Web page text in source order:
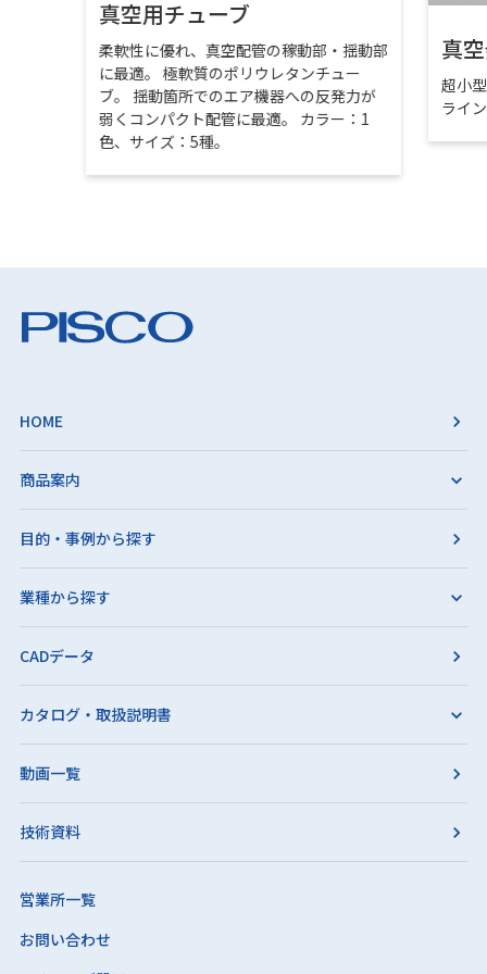
真空用チューブ
柔軟性に優れ、真空配管の稼動部・揺動部
に最適。 極軟質のポリウレタンチュー
ブ。 揺動箇所でのエア機器への反発力が
弱くコンパクト配管に最適。 カラー：1
色、サイズ：5種。
真
超小
ライ
HOME
商品案内
目的・事例から探す
業種から探す
CADデータ
カタログ・取扱説明書
動画一覧
技術資料
営業所一覧
お問い合わせ